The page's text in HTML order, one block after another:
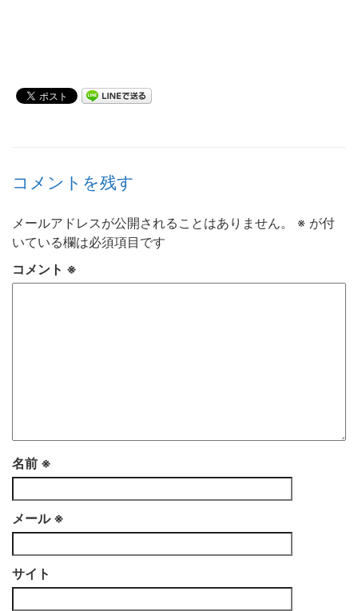
コメントを残す
メールアドレスが公開されることはありません。 ※ が付
いている欄は必須項目です
コメント ※
名前 ※
メール ※
サイト